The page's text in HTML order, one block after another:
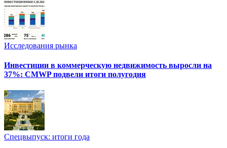
Исследования рынка
Инвестиции в коммерческую недвижимость выросли на
37%: CMWP подвели итоги полугодия
Спецвыпуск: итоги года